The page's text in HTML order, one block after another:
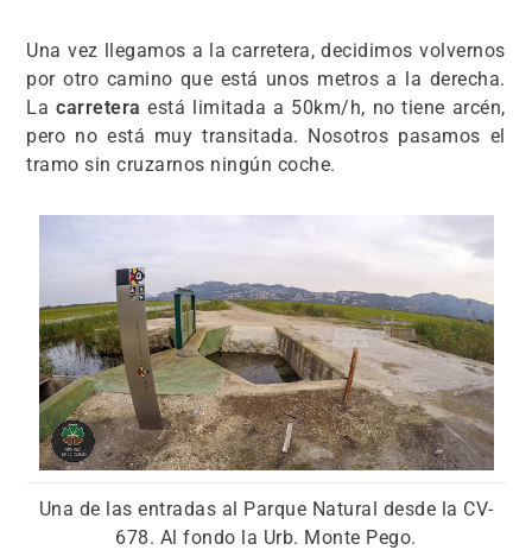
Una vez llegamos a la carretera, decidimos volvernos
por otro camino que está unos metros a la derecha.
Lacarreteraestá limitada a 50km/h, no tiene arcén,
pero no está muy transitada. Nosotros pasamos el
tramo sin cruzarnos ningún coche.
Una de las entradas al Parque Natural desde la CV-
678. Al fondo la Urb. Monte Pego.